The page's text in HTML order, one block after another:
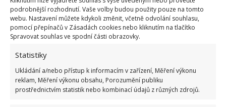
podrobnější rozhodnutí. Vaše volby budou použity pouze na tomto
webu. Nastavení můžete kdykoli změnit, včetně odvolání souhlasu,
pomocí přepínačů v Zásadách cookies nebo kliknutím na tlačítko
Spravovat souhlas ve spodní části obrazovky.
Statistiky
Ukládání a/nebo přístup k informacím v zařízení, Měření výkonu
reklam, Měření výkonu obsahu, Porozumění publiku
prostřednictvím statistik nebo kombinací údajů z různých zdrojů.
Fotografie: Freepik
Trnová koruna
Je velmi oblíbenou pokojovou rostlinou, protože se